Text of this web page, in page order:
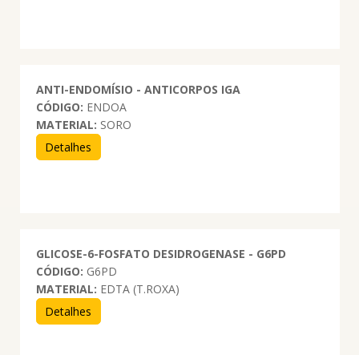
ANTI-ENDOMÍSIO - ANTICORPOS IGA
CÓDIGO: ENDOA
MATERIAL: SORO
Detalhes
GLICOSE-6-FOSFATO DESIDROGENASE - G6PD
CÓDIGO: G6PD
MATERIAL: EDTA (T.ROXA)
Detalhes